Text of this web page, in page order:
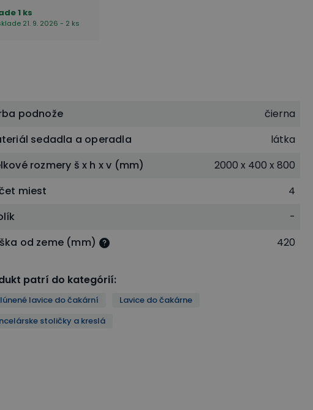
1 ks
21. 9. 2026 - 2 ks
podnože
čierna
sedadla a operadla
látka
rozmery š x h x v (mm)
2000 x 400 x 800
miest
4
-
od zeme (mm)
420
patrí do kategórií:
lavice do čakární
Lavice do čakárne
stoličky a kreslá